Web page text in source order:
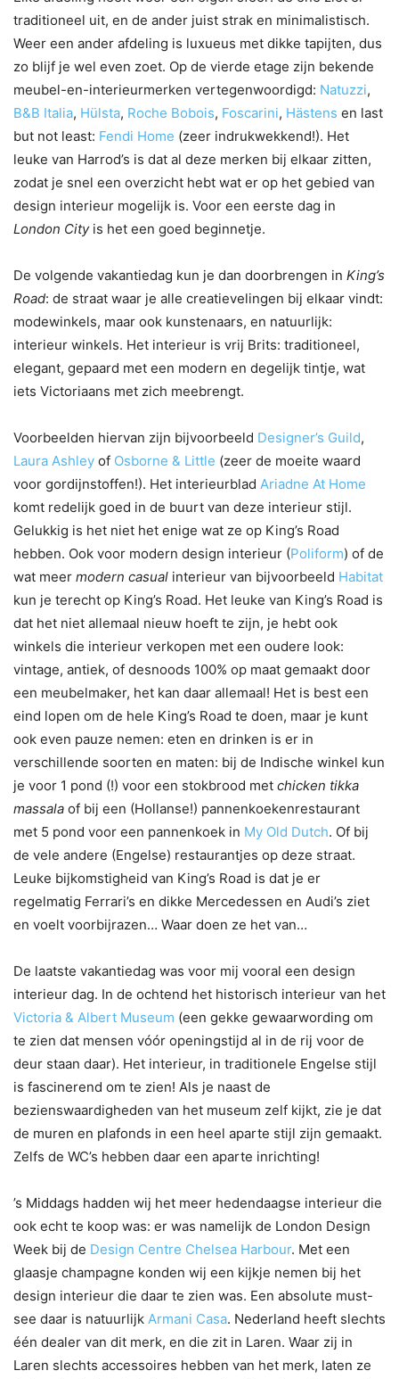
traditioneel uit, en de ander juist strak en minimalistisch.
Weer een ander afdeling is luxueus met dikke tapijten, dus
zo blijf je wel even zoet. Op de vierde etage zijn bekende
meubel-en-interieurmerken vertegenwoordigd: Natuzzi,
B&B Italia, Hülsta, Roche Bobois, Foscarini, Hästens en last
but not least: Fendi Home (zeer indrukwekkend!). Het
leuke van Harrod’s is dat al deze merken bij elkaar zitten,
zodat je snel een overzicht hebt wat er op het gebied van
design interieur mogelijk is. Voor een eerste dag in
London Cityis het een goed beginnetje.
De volgende vakantiedag kun je dan doorbrengen in King’s
Road: de straat waar je alle creatievelingen bij elkaar vindt:
modewinkels, maar ook kunstenaars, en natuurlijk:
interieur winkels. Het interieur is vrij Brits: traditioneel,
elegant, gepaard met een modern en degelijk tintje, wat
iets Victoriaans met zich meebrengt.
Voorbeelden hiervan zijn bijvoorbeeld Designer’s Guild,
Laura Ashley of Osborne & Little (zeer de moeite waard
voor gordijnstoffen!). Het interieurblad Ariadne At Home
komt redelijk goed in de buurt van deze interieur stijl.
Gelukkig is het niet het enige wat ze op King’s Road
hebben. Ook voor modern design interieur (Poliform) of de
wat meer modern casual interieur van bijvoorbeeld Habitat
kun je terecht op King’s Road. Het leuke van King’s Road is
dat het niet allemaal nieuw hoeft te zijn, je hebt ook
winkels die interieur verkopen met een oudere look:
vintage, antiek, of desnoods 100% op maat gemaakt door
een meubelmaker, het kan daar allemaal! Het is best een
eind lopen om de hele King’s Road te doen, maar je kunt
ook even pauze nemen: eten en drinken is er in
verschillende soorten en maten: bij de Indische winkel kun
je voor 1 pond (!) voor een stokbrood met chicken tikka
massala of bij een (Hollanse!) pannenkoekenrestaurant
met 5 pond voor een pannenkoek in My Old Dutch. Of bij
de vele andere (Engelse) restaurantjes op deze straat.
Leuke bijkomstigheid van King’s Road is dat je er
regelmatig Ferrari’s en dikke Mercedessen en Audi’s ziet
en voelt voorbijrazen… Waar doen ze het van…
De laatste vakantiedag was voor mij vooral een design
interieur dag. In de ochtend het historisch interieur van het
Victoria & Albert Museum (een gekke gewaarwording om
te zien dat mensen vóór openingstijd al in de rij voor de
deur staan daar). Het interieur, in traditionele Engelse stijl
is fascinerend om te zien! Als je naast de
bezienswaardigheden van het museum zelf kijkt, zie je dat
de muren en plafonds in een heel aparte stijl zijn gemaakt.
Zelfs de WC’s hebben daar een aparte inrichting!
’s Middags hadden wij het meer hedendaagse interieur die
ook echt te koop was: er was namelijk de London Design
Week bij de Design Centre Chelsea Harbour. Met een
glaasje champagne konden wij een kijkje nemen bij het
design interieur die daar te zien was. Een absolute must-
see daar is natuurlijk Armani Casa. Nederland heeft slechts
één dealer van dit merk, en die zit in Laren. Waar zij in
Laren slechts accessoires hebben van het merk, laten ze